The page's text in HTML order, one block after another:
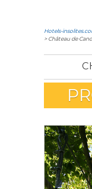
Hotels-
> Château de